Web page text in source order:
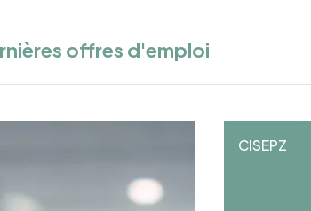
offres d'emploi
CISEPZ